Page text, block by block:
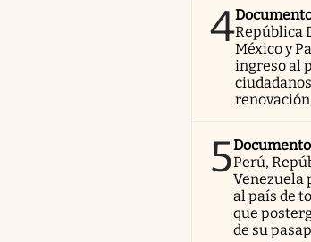
4República
México y
ingreso al
5Perú,
Venezuela
al país de
que
de su